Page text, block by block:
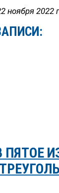
ноября 2022
ПЯТОЕ